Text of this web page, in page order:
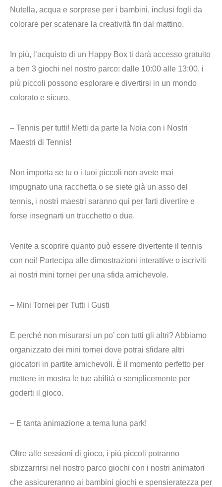
Nutella, acqua e sorprese per i bambini, inclusi fogli da
colorare per scatenare la creatività fin dal mattino.
In più, l’acquisto di un Happy Box ti darà accesso gratuito
a ben 3 giochi nel nostro parco: dalle 10:00 alle 13:00, i
più piccoli possono esplorare e divertirsi in un mondo
colorato e sicuro.
– Tennis per tutti! Metti da parte la Noia con i Nostri
Maestri di Tennis!
Non importa se tu o i tuoi piccoli non avete mai
impugnato una racchetta o se siete già un asso del
tennis, i nostri maestri saranno qui per farti divertire e
forse insegnarti un trucchetto o due.
Venite a scoprire quanto può essere divertente il tennis
con noi! Partecipa alle dimostrazioni interattive o iscriviti
ai nostri mini tornei per una sfida amichevole.
– Mini Tornei per Tutti i Gusti
E perché non misurarsi un po’ con tutti gli altri? Abbiamo
organizzato dei mini tornei dove potrai sfidare altri
giocatori in partite amichevoli. È il momento perfetto per
mettere in mostra le tue abilità o semplicemente per
goderti il gioco.
– E tanta animazione a tema luna park!
Oltre alle sessioni di gioco, i più piccoli potranno
sbizzarrirsi nel nostro parco giochi con i nostri animatori
che assicureranno ai bambini giochi e spensieratezza per